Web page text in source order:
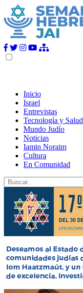
Inicio
Israel
Entrevistas
Tecnología y Salud
Mundo Judío
Noticias
Iamin Noraim
Cultura
En Comunidad